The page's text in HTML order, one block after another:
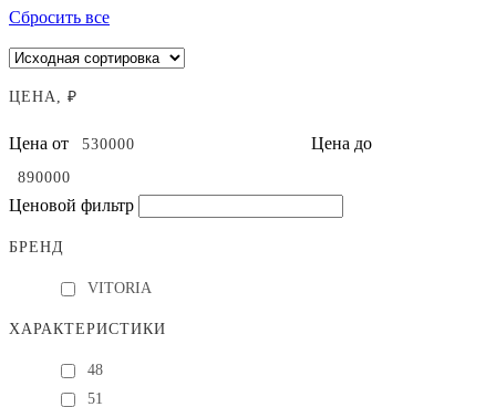
Сбросить все
ЦЕНА, ₽
Цена от Цена до
Ценовой фильтр
БРЕНД
VITORIA
ХАРАКТЕРИСТИКИ
48
51